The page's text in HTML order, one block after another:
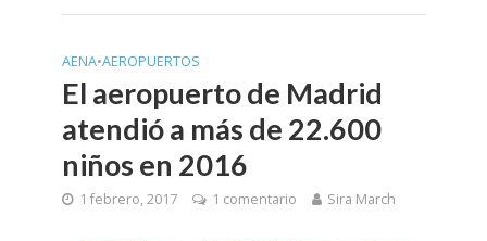
AENA•AEROPUERTOS
El aeropuerto de Madrid
atendió a más de 22.600
niños en 2016
1 febrero, 2017 1 comentario Sira March